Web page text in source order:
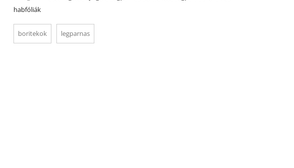
habfóliák
boritekok legparnas